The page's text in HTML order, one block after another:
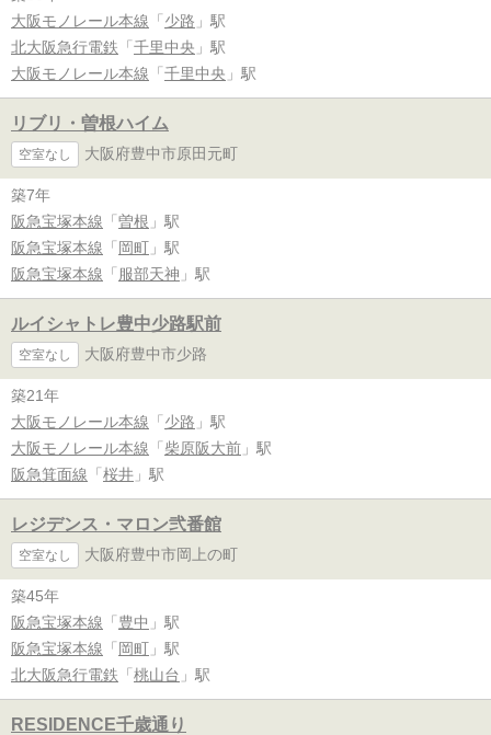
大阪モノレール本線 「 少路 」駅
北大阪急行電鉄 「 千里中央 」駅
大阪モノレール本線 「 千里中央 」駅
リブリ・曽根ハイム
空室なし 大阪府豊中市原田元町
築7年
阪急宝塚本線 「 曽根 」駅
阪急宝塚本線 「 岡町 」駅
阪急宝塚本線 「 服部天神 」駅
ルイシャトレ豊中少路駅前
空室なし 大阪府豊中市少路
築21年
大阪モノレール本線 「 少路 」駅
大阪モノレール本線 「 柴原阪大前 」駅
阪急箕面線 「 桜井 」駅
レジデンス・マロン弐番館
空室なし 大阪府豊中市岡上の町
築45年
阪急宝塚本線 「 豊中 」駅
阪急宝塚本線 「 岡町 」駅
北大阪急行電鉄 「 桃山台 」駅
RESIDENCE千歳通り